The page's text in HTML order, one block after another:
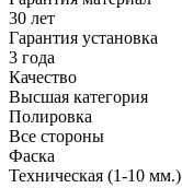
30 лет
Гарантия установка
3 года
Качество
Высшая категория
Полировка
Все стороны
Фаска
Техническая (1-10 мм.)